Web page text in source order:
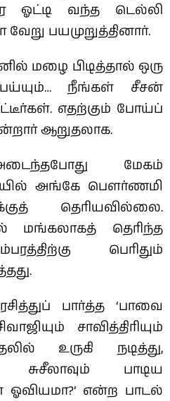
ஓட்டி வந்த டெல்லி
பயமுறுத்தினார்.
மழை பிடித்தால் ஒரு
நீங்கள் சீசன்
எதற்கும் போய்ப்
ஆறுதலாக‌.
மேகம்
அங்கே பெளர்ணமி
தெரியவில்லை.
மங்கலாகத் தெரிந்த
பெரிதும்
பார்த்த‌ ‘பாவை
சாவித்திரியும்
உருகி நடித்து,
சுசீலாவும் பாடிய
ஓவியமா?’ என்ற பாடல்